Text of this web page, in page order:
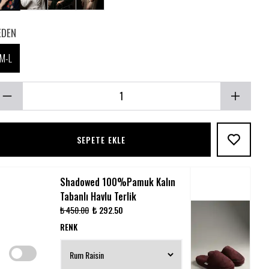
L
SEPETE EKLE
Shadowed 100%Pamuk Kalın
Tabanlı Havlu Terlik
₺ 450.00 ₺ 292.50
RENK